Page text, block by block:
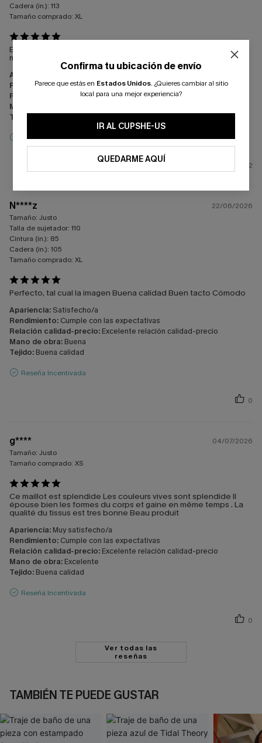
Cadera (in.): 113
Tamaño comprado: XL
Es precioso aunque talla un poquito grande pero la calidad es
muy buena y lleva el refuerzo en el abdomen.
Apariencia:
Rendimiento:No cumple con las expectativas
Relación calidad-precio:Buena relación calidad-precio
Mano de obra:
Tejido:
Reseña Incentivada
2
N****z
22/06/2026
Tamaño: Justo
Talla de sujetador: 110
Cintura (in.): 85
Cadera (in.): 105
Tamaño comprado: XL
Perfecto, tal cual la imagen Buena calidad Buen tacto Cómodo
Apariencia: Satisfecho/a
Rendimiento: Cumple con las expectativas
Relación calidad-precio: Excelente relación calidad-precio
Mano de obra: Buena
Tejido: Buena calidad
Reseña Incentivada
0
g****
04/07/2026
Tamaño: Justo
Tamaño comprado: XS
Ce maillot est splendide Les couleurs vives sont splendide Il
épouse bien les formes du corps et gaine en même temps . La
qualité du tissus est tres bonne Beau produit
Apariencia: Muy satisfecho/a
Rendimiento: Cumple con las expectativas
Relación calidad-precio: Excelente relación calidad-precio
Mano de obra: Excelente
Tejido: Buena calidad
Reseña Incentivada
0
Ver todas las
reseñas
TAMBIÉN TE PUEDE GUSTAR
Confirma tu ubicación de envío
Parece que estás en Estados Unidos. ¿Quieres cambiar al sitio
local para una mejor experiencia?
IR AL CUPSHE-US
QUEDARME AQUÍ